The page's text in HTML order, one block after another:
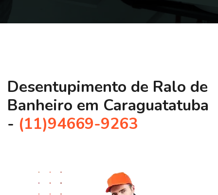
Desentupimento de Ralo de
Banheiro em Caraguatatuba
- (11)94669-9263